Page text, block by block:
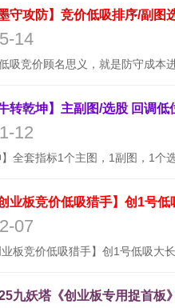
14
12
业板竞价低吸猎手】创1号
07
九妖塔《创业板专用捉首板